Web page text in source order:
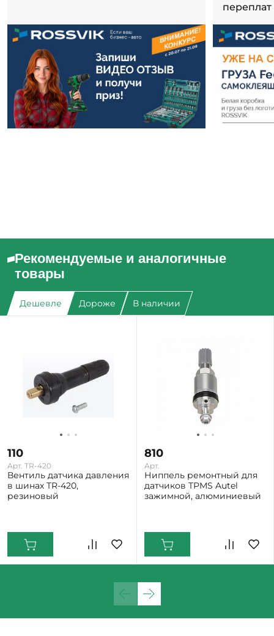
переплат
Рекомендуемые и аналогичные
товары
Дешевле Дороже В наличии
110
Арт. TR-420
Вентиль датчика давления
в шинах TR-420,
резиновый
810
Арт.
Ниппель ремонтный для
датчиков TPMS Autel
зажимной, алюминиевый